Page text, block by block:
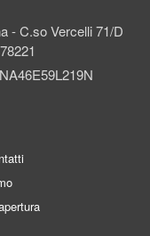
- C.so Vercelli 71/D